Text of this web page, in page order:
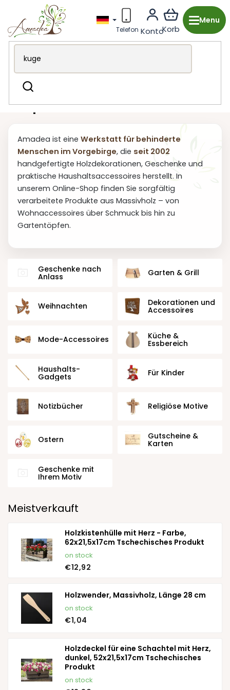
springen
Suchen
Holzproduktion aus Tschechien
Holzproduktion aus Tschechien
Amadea ist eine Werkstatt für behinderte
Menschen im Vorgebirge, die seit 2002
handgefertigte Holzdekorationen, Geschenke und
praktische Haushaltsaccessoires herstellt. In
unserem Online-Shop finden Sie sorgfältig
verarbeitete Produkte aus Massivholz – von
Wohnaccessoires über Schmuck bis hin zu
Gartentöpfen.
Geschenke nach
Anlass Garten & Grill
Weihnachten Dekorationen und
Accessoires
Mode-Accessoires Küche &
Essbereich
Haushalts-
Gadgets Für Kinder
Notizbücher Religiöse Motive
Ostern Gutscheine &
Karten
Geschenke mit
Ihrem Motiv
Meistverkauft
Holzkistenhülle mit Herz - Farbe,
62x21,5x17cm Tschechisches Produkt
on stock
€12,92
Holzwender, Massivholz, Länge 28 cm
on stock
€1,04
Holzdeckel für eine Schachtel mit Herz,
dunkel, 52x21,5x17cm Tschechisches
Produkt
on stock